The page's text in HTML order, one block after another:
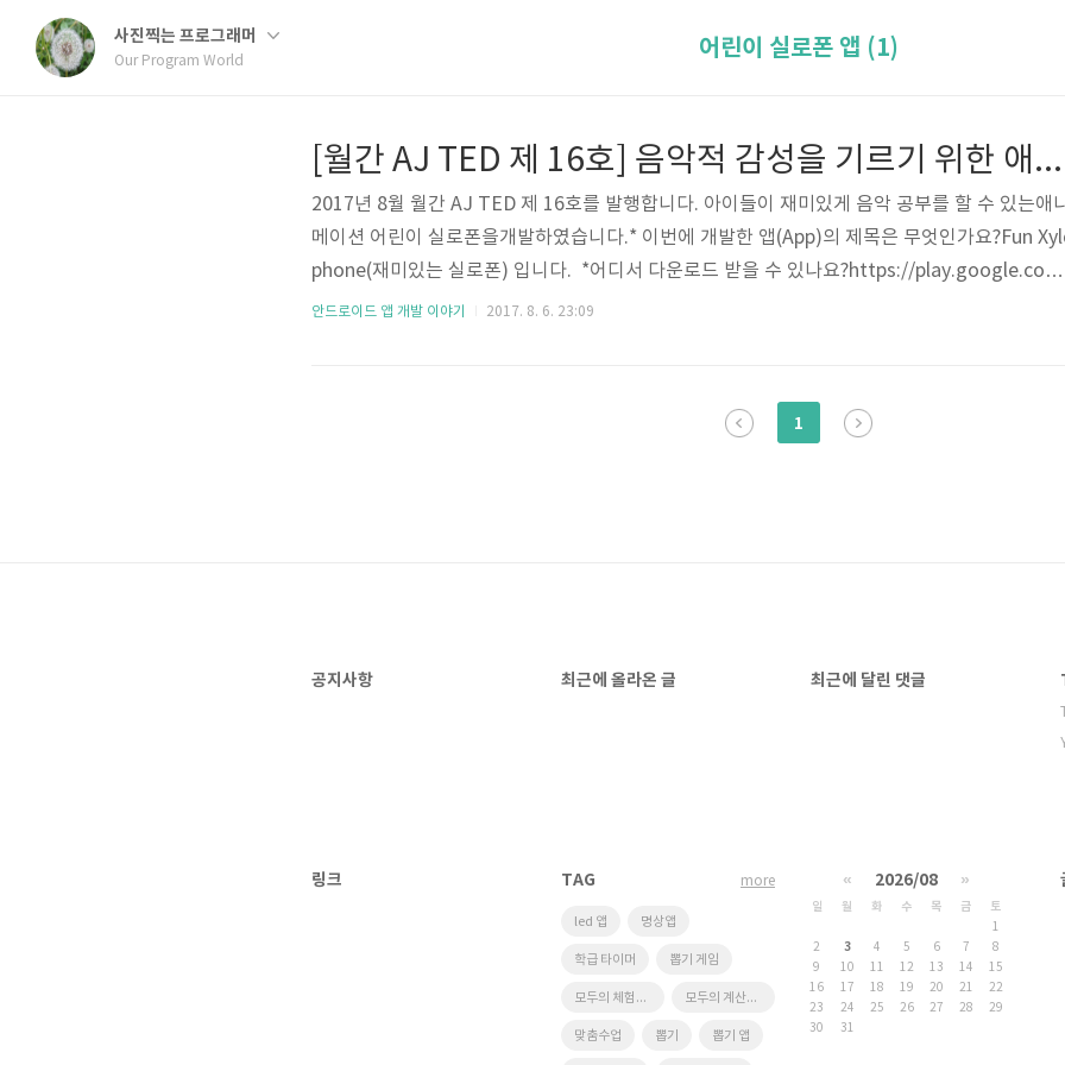
사진찍는 프로그래머
Our Program World 어린이 실로폰 앱 (1)
[월간 AJ TED 제 16호] 음악적 감성을 기르기 위한 애니메이션 어린이 실로폰
2017년 8월 월간 AJ TED 제 16호를 발행합니다. 아이들이 재미있게 음악 공부를 할 수 있는애니
메이션 어린이 실로폰을개발하였습니다.* 이번에 개발한 앱(App)의 제목은 무엇인가요?Fun
phone(재미있는 실로폰) 입니다. *어디서 다운로드 받을 수 있나요?https://play.google.com/
store/apps/details?id=com.ajTed.xylophoneNew *Fun Xylophone는 어떤 기능이 있나요?
안드로이드 앱 개발 이야기 2017. 8. 6. 23:09
1
공지사항 최근에 올라온 글 최근에 달린 댓글
링크 TAG
led 앱 명상앱
학급 타이머 뽑기 게임
모두의 체험학습 모두의 계산대장
맞춤수업 뽑기 뽑기 앱
more « 2026/08 »
일 월 화 수 목 금
토
1
2
3 4 5 6 7
8
9
10 11 12 13 14
15
16
17 18 19 20 21
22
23
24 25 26 27 28
29
30
31